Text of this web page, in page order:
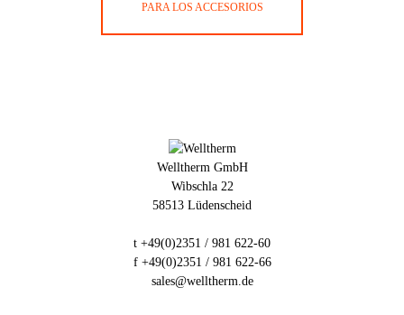
PARA LOS ACCESORIOS
Welltherm GmbH
Wibschla 22
58513 Lüdenscheid
t +49(0)2351 / 981 622-60
f +49(0)2351 / 981 622-66
sales@welltherm.de